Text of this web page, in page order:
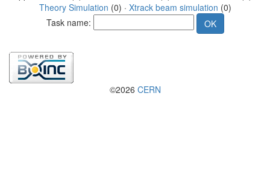
Theory Simulation (0) · Xtrack beam simulation (0)
Task name:
©2026 CERN